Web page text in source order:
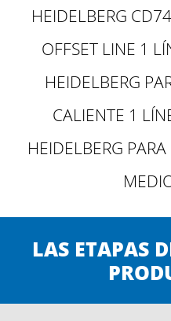
HEIDELBERG
OFFSET LINE 1
HEIDELBERG
CALIENTE 1
HEIDELBERG
LAS ETAPAS